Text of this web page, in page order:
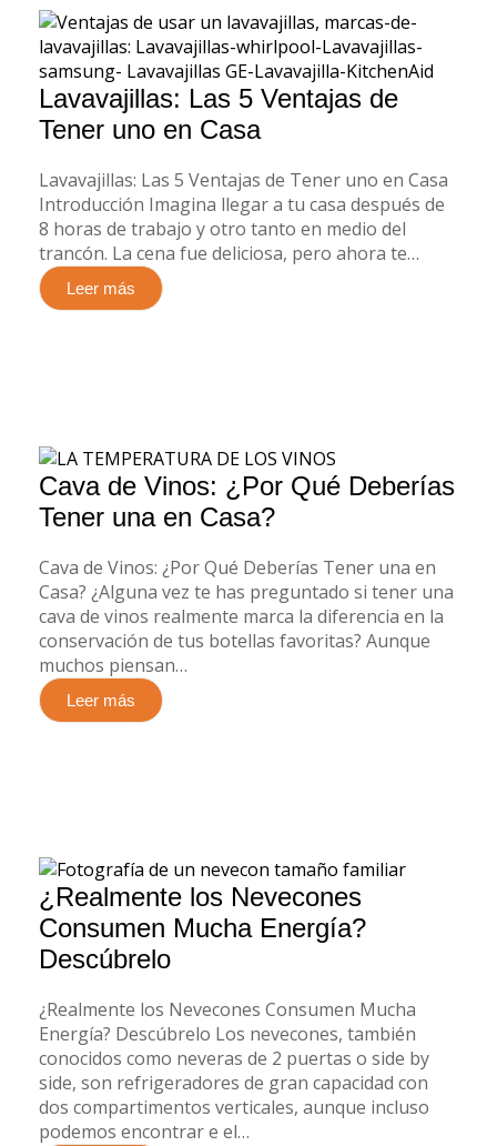
Lavavajillas: Las 5 Ventajas de
Tener uno en Casa
Lavavajillas: Las 5 Ventajas de Tener uno en Casa
Introducción Imagina llegar a tu casa después de
8 horas de trabajo y otro tanto en medio del
trancón. La cena fue deliciosa, pero ahora te…
Leer más
Cava de Vinos: ¿Por Qué Deberías
Tener una en Casa?
Cava de Vinos: ¿Por Qué Deberías Tener una en
Casa? ¿Alguna vez te has preguntado si tener una
cava de vinos realmente marca la diferencia en la
conservación de tus botellas favoritas? Aunque
muchos piensan…
Leer más
¿Realmente los Nevecones
Consumen Mucha Energía?
Descúbrelo
¿Realmente los Nevecones Consumen Mucha
Energía? Descúbrelo​ Los nevecones, también
conocidos como neveras de 2 puertas o side by
side, son refrigeradores de gran capacidad con
dos compartimentos verticales, aunque incluso
podemos encontrar e el…